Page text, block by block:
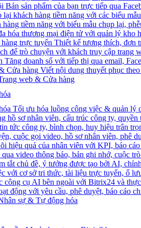
Bán sản phẩm của bạn trực tiếp qua
lại khách hàng tiềm năng với các biểu
hàng tiềm năng với biểu mẫu chụp lại,
hóa thương mại điện tử với quản lý kho
trực tuyến Thiết kế tương thích, đơn
để trò chuyện với khách truy cập trang
Tăng doanh số với tiếp thị qua email,
Cửa hàng Viết nội dung thuyết phục
web & Cửa hàng
Tối ưu hóa luồng công việc & quản lý
hồ sơ nhân viên, cấu trúc công ty,
tức công ty, bình chọn, huy hiệu trân
cuộc gọi video, hồ sơ nhân viên, phê
hiệu quả của nhân viên với KPI, báo
video thông báo, bản ghi nhớ, cuộc
tắt chủ đề, ý tưởng được tạo bởi AI,
với cơ sở tri thức, tài liệu trực tuyến, ổ
công cụ AI bên ngoài với Bitrix24 và
động với yêu cầu, phê duyệt, báo cáo
sự & Tự động hóa